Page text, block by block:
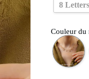
8 Letters
Couleur du